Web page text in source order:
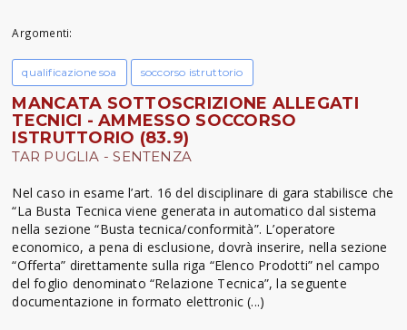
Argomenti:
qualificazione soa soccorso istruttorio
MANCATA SOTTOSCRIZIONE ALLEGATI
TECNICI - AMMESSO SOCCORSO
ISTRUTTORIO (83.9)
TAR PUGLIA - SENTENZA
Nel caso in esame l’art. 16 del disciplinare di gara stabilisce che
“La Busta Tecnica viene generata in automatico dal sistema
nella sezione “Busta tecnica/conformità”. L’operatore
economico, a pena di esclusione, dovrà inserire, nella sezione
“Offerta” direttamente sulla riga “Elenco Prodotti” nel campo
del foglio denominato “Relazione Tecnica”, la seguente
documentazione in formato elettronic (...)